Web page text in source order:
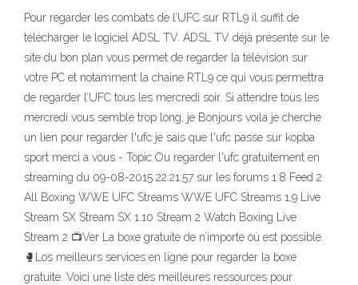
Pour regarder les combats de l’UFC sur RTL9 il suffit de
télécharger le logiciel ADSL TV. ADSL TV déjà présenté sur le
site du bon plan vous permet de regarder la télévision sur
votre PC et notamment la chaine RTL9 ce qui vous permettra
de regarder l’UFC tous les mercredi soir. Si attendre tous les
mercredi vous semble trop long, je Bonjours voila je cherche
un lien pour regarder l'ufc je sais que l'ufc passe sur kopba
sport merci a vous - Topic Ou regarder l'ufc gratuitement en
streaming du 09-08-2015 22:21:57 sur les forums 1.8 ️Feed 2
All Boxing WWE UFC Streams WWE UFC Streams 1,9 ️Live
Stream SX Stream SX 1.10 ️Stream 2 Watch Boxing Live
Stream 2 📺Ver La boxe gratuite de n’importe où est possible.
🥊Los meilleurs services en ligne pour regarder la boxe
gratuite. Voici une liste des meilleures ressources pour